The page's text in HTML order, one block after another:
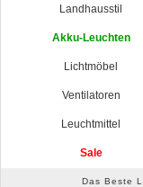
Landhausstil
Akku-Leuchten
Lichtmöbel
Ventilatoren
Leuchtmittel
Sale
Das Beste